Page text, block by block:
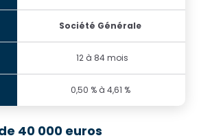
Société Générale
12 à 84 mois
0,50 % à 4,61 %
40 000 euros